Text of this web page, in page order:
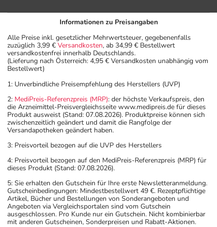
Informationen zu Preisangaben
Alle Preise inkl. gesetzlicher Mehrwertsteuer, gegebenenfalls
zuzüglich 3,99 € Versandkosten, ab 34,99 € Bestellwert
versandkostenfrei innerhalb Deutschlands.
(Lieferung nach Österreich: 4,95 € Versandkosten unabhängig vom
Bestellwert)
1: Unverbindliche Preisempfehlung des Herstellers (UVP)
2: MediPreis-Referenzpreis (MRP): der höchste Verkaufspreis, den
die Arzneimittel-Preisvergleichsseite www.medipreis.de für dieses
Produkt ausweist (Stand: 07.08.2026). Produktpreise können sich
zwischenzeitlich geändert und damit die Rangfolge der
Versandapotheken geändert haben.
3: Preisvorteil bezogen auf die UVP des Herstellers
4: Preisvorteil bezogen auf den MediPreis-Referenzpreis (MRP) für
dieses Produkt (Stand: 07.08.2026).
5: Sie erhalten den Gutschein für Ihre erste Newsletteranmeldung.
Gutscheinbedingungen: Mindestbestellwert 49 €. Rezeptpflichtige
Artikel, Bücher und Bestellungen von Sonderangeboten und
Angeboten via Vergleichsportalen sind vom Gutschein
ausgeschlossen. Pro Kunde nur ein Gutschein. Nicht kombinierbar
mit anderen Gutscheinen, Sonderpreisen und Rabatt-Aktionen.